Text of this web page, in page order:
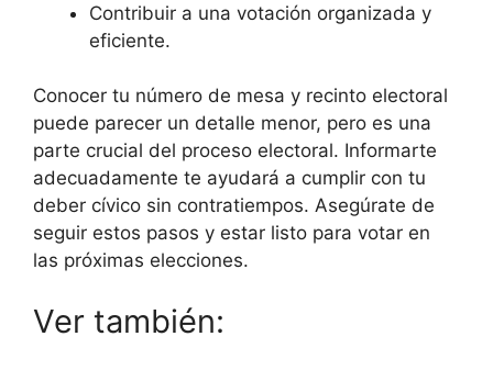
Contribuir a una votación organizada y
eficiente.
Conocer tu número de mesa y recinto electoral
puede parecer un detalle menor, pero es una
parte crucial del proceso electoral. Informarte
adecuadamente te ayudará a cumplir con tu
deber cívico sin contratiempos. Asegúrate de
seguir estos pasos y estar listo para votar en
las próximas elecciones.
Ver también: